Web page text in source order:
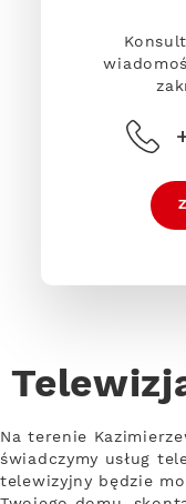
Na terenie
świadczymy usług
telewizyjny będzie